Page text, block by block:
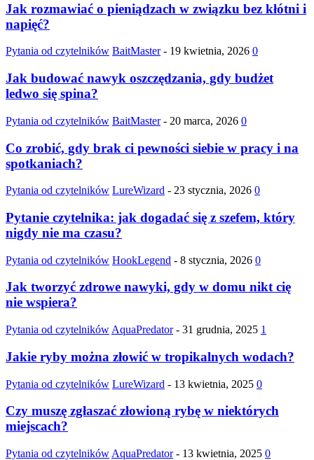
Jak rozmawiać o pieniądzach w związku bez kłótni i
napięć?
Pytania od czytelników BaitMaster - 19 kwietnia, 2026 0
Jak budować nawyk oszczędzania, gdy budżet
ledwo się spina?
Pytania od czytelników BaitMaster - 20 marca, 2026 0
Co zrobić, gdy brak ci pewności siebie w pracy i na
spotkaniach?
Pytania od czytelników LureWizard - 23 stycznia, 2026 0
Pytanie czytelnika: jak dogadać się z szefem, który
nigdy nie ma czasu?
Pytania od czytelników HookLegend - 8 stycznia, 2026 0
Jak tworzyć zdrowe nawyki, gdy w domu nikt cię
nie wspiera?
Pytania od czytelników AquaPredator - 31 grudnia, 2025 1
Jakie ryby można złowić w tropikalnych wodach?
Pytania od czytelników LureWizard - 13 kwietnia, 2025 0
Czy muszę zgłaszać złowioną rybę w niektórych
miejscach?
Pytania od czytelników AquaPredator - 13 kwietnia, 2025 0